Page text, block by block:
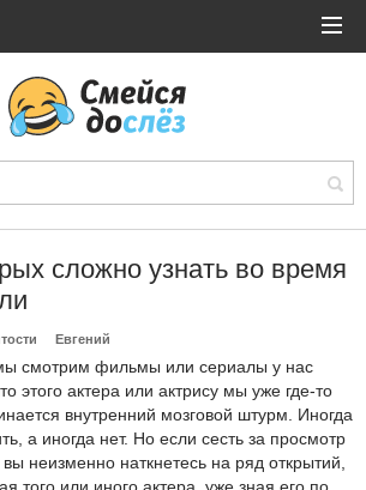
сложно узнать во время
Евгений
смотрим фильмы или сериалы у нас
этого актера или актрису мы уже где-то
внутренний мозговой штурм. Иногда
а иногда нет. Но если сесть за просмотр
неизменно наткнетесь на ряд открытий,